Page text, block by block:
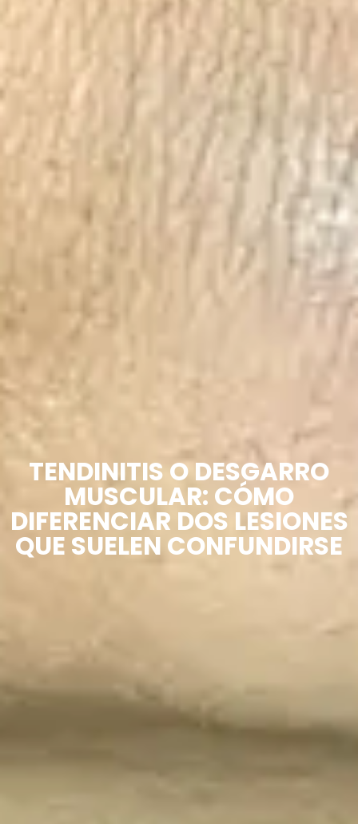
TENDINITIS O DESGARRO
MUSCULAR: CÓMO
DIFERENCIAR DOS LESIONES
QUE SUELEN CONFUNDIRSE